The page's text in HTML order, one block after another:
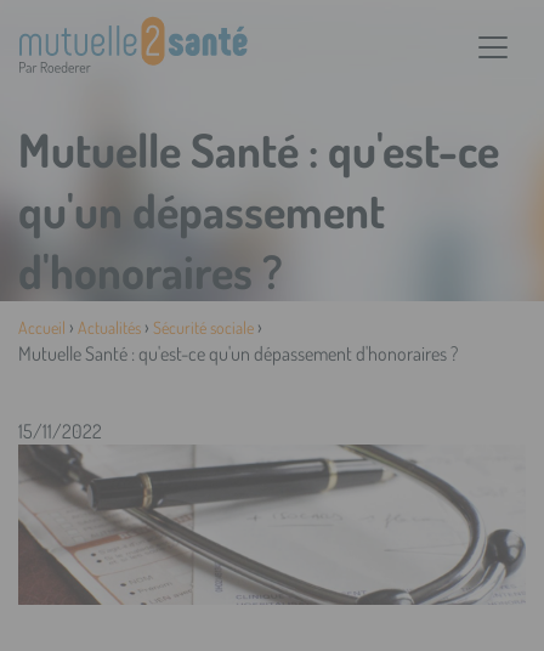
Mutuelle Santé : qu'est-ce
qu'un dépassement
d'honoraires ?
Accueil › Actualités › Sécurité sociale ›
Mutuelle Santé : qu'est-ce qu'un dépassement d'honoraires ?
15/11/2022